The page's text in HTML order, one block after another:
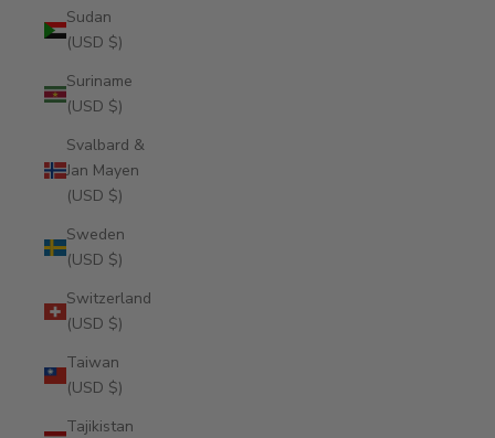
Sudan
(USD $)
Suriname
(USD $)
Svalbard &
Jan Mayen
(USD $)
Sweden
(USD $)
Switzerland
(USD $)
Taiwan
(USD $)
Tajikistan